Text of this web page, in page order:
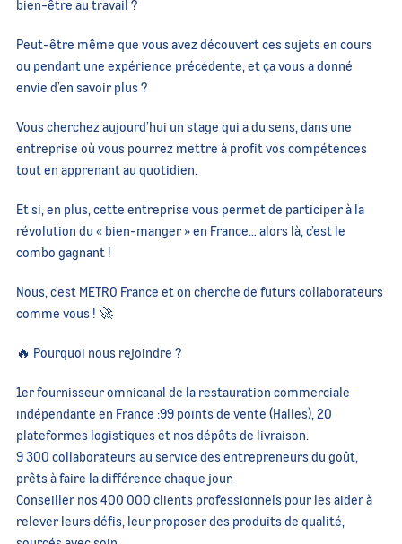
bien-être au travail ?
Peut-être même que vous avez découvert ces sujets en cours
ou pendant une expérience précédente, et ça vous a donné
envie d’en savoir plus ?
Vous cherchez aujourd’hui un stage qui a du sens, dans une
entreprise où vous pourrez mettre à profit vos compétences
tout en apprenant au quotidien.
Et si, en plus, cette entreprise vous permet de participer à la
révolution du « bien-manger » en France… alors là, c’est le
combo gagnant !
Nous, c’est METRO France et on cherche de futurs collaborateurs
comme vous ! 🚀
🔥 Pourquoi nous rejoindre ?
1er fournisseur omnicanal de la restauration commerciale
indépendante en France :99 points de vente (Halles), 20
plateformes logistiques et nos dépôts de livraison.
9 300 collaborateurs au service des entrepreneurs du goût,
prêts à faire la différence chaque jour.
Conseiller nos 400 000 clients professionnels pour les aider à
relever leurs défis, leur proposer des produits de qualité,